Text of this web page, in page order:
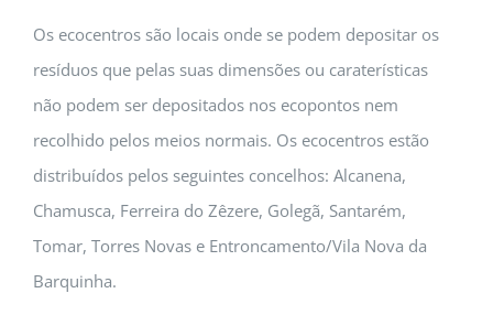
Os ecocentros são locais onde se podem depositar os
resíduos que pelas suas dimensões ou caraterísticas
não podem ser depositados nos ecopontos nem
recolhido pelos meios normais. Os ecocentros estão
distribuídos pelos seguintes concelhos: Alcanena,
Chamusca, Ferreira do Zêzere, Golegã, Santarém,
Tomar, Torres Novas e Entroncamento/Vila Nova da
Barquinha.